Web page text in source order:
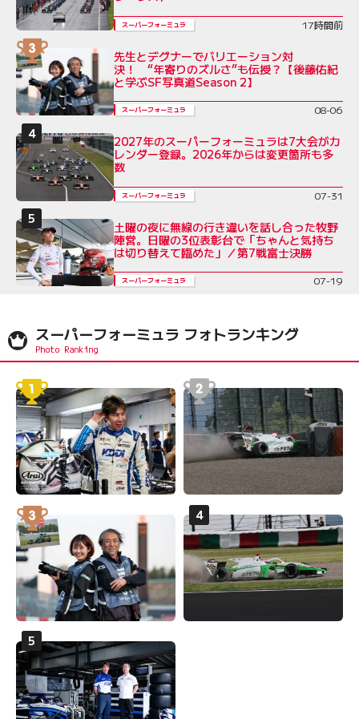
スーパーフォーミュラ 17時間前
先生とデグナーでバリエーション対
決！ “年寄りのズルさ”も伝授？【後藤佑紀
と学ぶSF写真道Season 2】
スーパーフォーミュラ 08-06
2027年のスーパーフォーミュラは7大会がカ
レンダー登録。2026年からは変更箇所も多
数
スーパーフォーミュラ 07-31
土曜の夜に無線の行き違いを話し合った牧野
陣営。日曜の3位表彰台で「ちゃんと気持ち
は切り替えて臨めた」／第7戦富士決勝
スーパーフォーミュラ 07-19
スーパーフォーミュラ フォトランキング